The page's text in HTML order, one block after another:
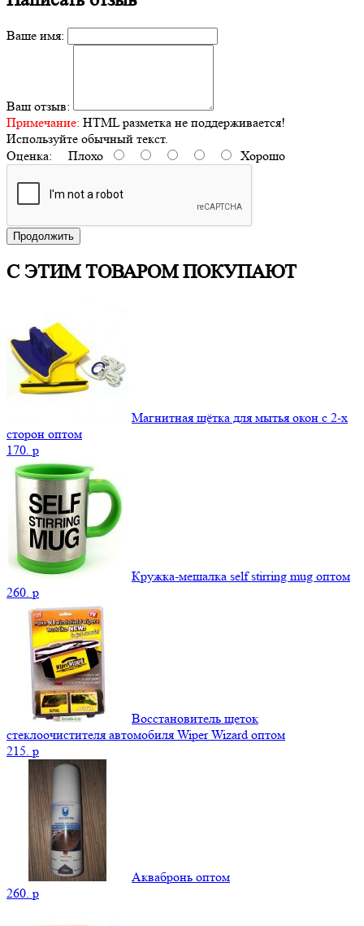
Ваше имя:
Ваш отзыв:
Примечание: HTML разметка не поддерживается!
Используйте обычный текст.
Оценка: Плохо Хорошо
Продолжить
С ЭТИМ ТОВАРОМ ПОКУПАЮТ
Магнитная щётка для мытья окон с 2-х
сторон оптом
170. p
Кружка-мешалка self stirring mug оптом
260. p
Восстановитель щеток
стеклоочистителя автомобиля Wiper Wizard оптом
215. p
Аквабронь оптом
260. p